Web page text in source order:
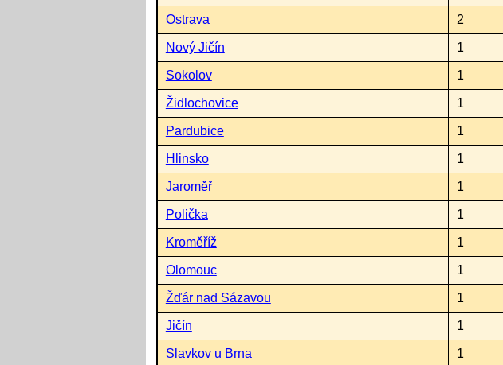
Ostrava 2
Nový Jičín 1
Sokolov 1
Židlochovice 1
Pardubice 1
Hlinsko 1
Jaroměř 1
Polička 1
Kroměříž 1
Olomouc 1
Žďár nad Sázavou 1
Jičín 1
Slavkov u Brna 1